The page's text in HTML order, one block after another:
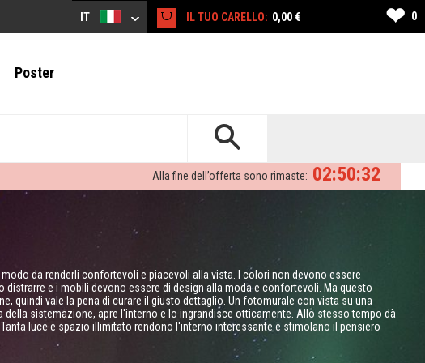
IT IL TUO CARELLO: 0,00 € ❤ 0
Poster
02:50:31
Alla fine dell’offerta sono rimaste:
da renderli confortevoli e piacevoli alla vista. I colori non devono essere
e i mobili devono essere di design alla moda e confortevoli. Ma questo
quindi vale la pena di curare il giusto dettaglio. Un fotomurale con vista su una
sistemazione, apre l'interno e lo ingrandisce otticamente. Allo stesso tempo dà
luce e spazio illimitato rendono l'interno interessante e stimolano il pensiero